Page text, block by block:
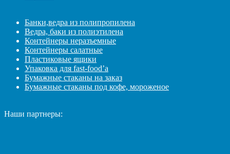
Банки,ведра из полипропилена
Ведра, баки из полиэтилена
Контейнеры неразъемные
Контейнеры салатные
Пластиковые ящики
Упаковка для fast-food’а
Бумажные стаканы на заказ
Бумажные стаканы под кофе, мороженое
Наши партнеры: